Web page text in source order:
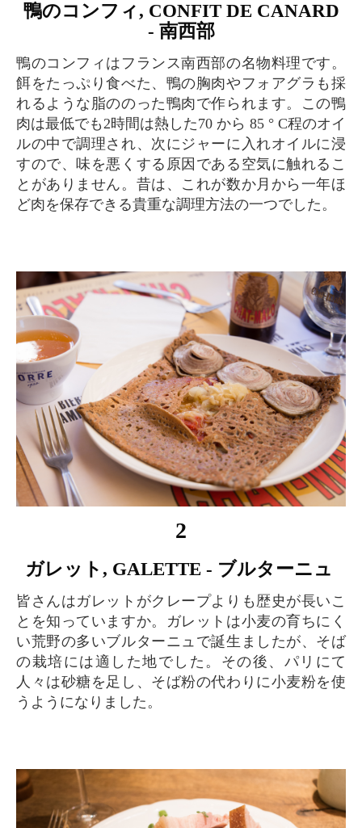
鴨のコンフィ, CONFIT DE CANARD
- 南西部
鴨のコンフィはフランス南西部の名物料理です。
餌をたっぷり食べた、鴨の胸肉やフォアグラも採
れるような脂ののった鴨肉で作られます。この鴨
肉は最低でも2時間は熱した70 から 85 ° C程のオイ
ルの中で調理され、次にジャーに入れオイルに浸
すので、味を悪くする原因である空気に触れるこ
とがありません。昔は、これが数か月から一年ほ
ど肉を保存できる貴重な調理方法の一つでした。
2
ガレット, GALETTE - ブルターニュ
皆さんはガレットがクレープよりも歴史が長いこ
とを知っていますか。ガレットは小麦の育ちにく
い荒野の多いブルターニュで誕生ましたが、そば
の栽培には適した地でした。その後、パリにて
人々は砂糖を足し、そば粉の代わりに小麦粉を使
うようになりました。